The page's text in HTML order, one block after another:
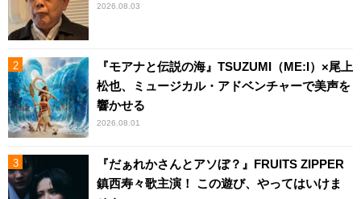
2026.08.03
『モアナと伝説の海』TSUZUMI（ME:I）×尾上
松也、ミュージカル・アドベンチャーで美声を
響かせる
2026.08.01
『だぁれかさんとアソぼ？』FRUITS ZIPPER
鎮西寿々歌主演！ この遊び、やってはいけま